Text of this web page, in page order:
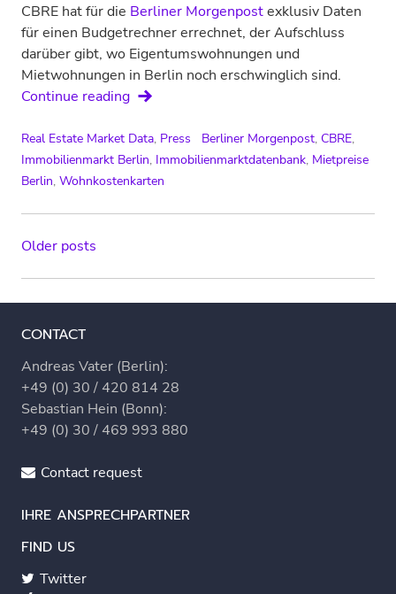
CBRE hat für die Berliner Morgenpostexklusiv Daten
für einen Budgetrechner errechnet, der Aufschluss
darüber gibt, wo Eigentumswohnungen und
Mietwohnungen in Berlin noch erschwinglich sind.
Continue readingBerliner
Wo
Sie
sich
Real Estate Market Data, Press Berliner Morgenpost, CBRE,
Immobilienmarkt Berlin, Immobilienmarktdatenbank, Mietpreise
Berlin, Wohnkostenkarten
Posts
navigation
Older posts
CONTACT
Andreas Vater (Berlin):
+49 (0) 30 / 420 814 28
Sebastian Hein (Bonn):
+49 (0) 30 / 469 993 880
Contact request
IHRE ANSPRECHPARTNER
FIND US
Twitter